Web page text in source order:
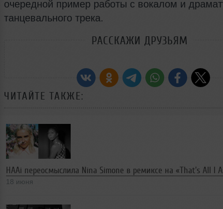
очередной пример работы с вокалом и
танцевального трека.
РАССКАЖИ ДРУЗЬЯМ
ЧИТАЙТЕ ТАКЖЕ:
HAAi переосмыслила Nina Simone в ремиксе на «That's All I
18 июня